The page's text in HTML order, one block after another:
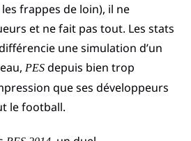
frappes de loin), il ne
et ne fait pas tout. Les stats
une simulation d’un
PES depuis bien trop
que ses développeurs
le football.